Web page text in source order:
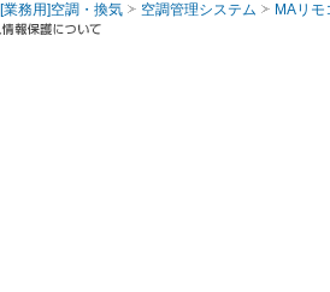
[業務用]空調・換気 空調管理システム MAリモ